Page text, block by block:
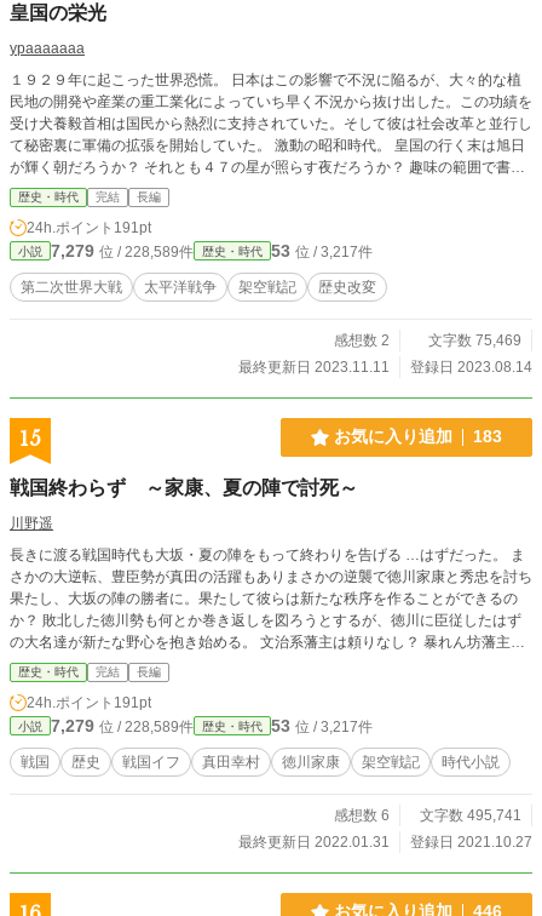
皇国の栄光
ypaaaaaaa
１９２９年に起こった世界恐慌。 日本はこの影響で不況に陥るが、大々的な植
民地の開発や産業の重工業化によっていち早く不況から抜け出した。この功績を
受け犬養毅首相は国民から熱烈に支持されていた。そして彼は社会改革と並行し
て秘密裏に軍備の拡張を開始していた。 激動の昭和時代。 皇国の行く末は旭日
が輝く朝だろうか？ それとも４７の星が照らす夜だろうか？ 趣味の範囲で書い
ているので違うところもあると思います。 こんなことがあったらいいな程度で
見ていただくと幸いです
歴史・時代 完結 長編
24h.ポイント 191pt
小説 7,279 位 / 228,589件 歴史・時代 53 位 / 3,217件
第二次世界大戦 太平洋戦争 架空戦記 歴史改変
感想数 2
文字数 75,469
最終更新日 2023.11.11
登録日 2023.08.14
15 お気に入り追加 183
戦国終わらず ～家康、夏の陣で討死～
川野遥
長きに渡る戦国時代も大坂・夏の陣をもって終わりを告げる …はずだった。 ま
さかの大逆転、豊臣勢が真田の活躍もありまさかの逆襲で徳川家康と秀忠を討ち
果たし、大坂の陣の勝者に。果たして彼らは新たな秩序を作ることができるの
か？ 敗北した徳川勢も何とか巻き返しを図ろうとするが、徳川に臣従したはず
の大名達が新たな野心を抱き始める。 文治系藩主は頼りなし？ 暴れん坊藩主が
まさかの活躍？ 参考情報一切なし、全てゼロから切り開く戦国ifストーリーが始
まる。 更新は週5～6予定です。 ※ノベルアップ＋とカクヨムにも掲載していま
す。
歴史・時代 完結 長編
24h.ポイント 191pt
小説 7,279 位 / 228,589件 歴史・時代 53 位 / 3,217件
戦国 歴史 戦国イフ 真田幸村 徳川家康 架空戦記 時代小説
感想数 6
文字数 495,741
最終更新日 2022.01.31
登録日 2021.10.27
お気に入り追加 446